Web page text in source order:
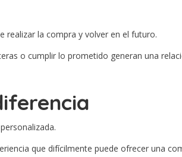
realizar la compra y volver en el futuro.
o cumplir lo prometido generan una
que difícilmente puede ofrecer una